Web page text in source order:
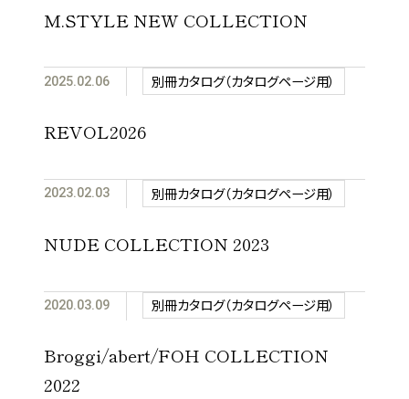
M.STYLE NEW COLLECTION
2025.02.06 別冊カタログ（カタログページ用）
REVOL2026
2023.02.03 別冊カタログ（カタログページ用）
NUDE COLLECTION 2023
2020.03.09 別冊カタログ（カタログページ用）
Broggi/abert/FOH COLLECTION
2022